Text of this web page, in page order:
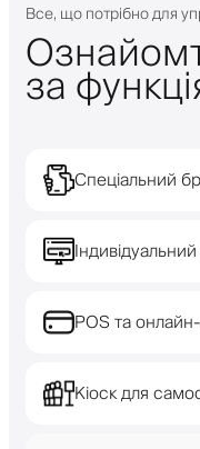
Все, що потрібно для
за
Спеціальний
POS та
Кіоск для